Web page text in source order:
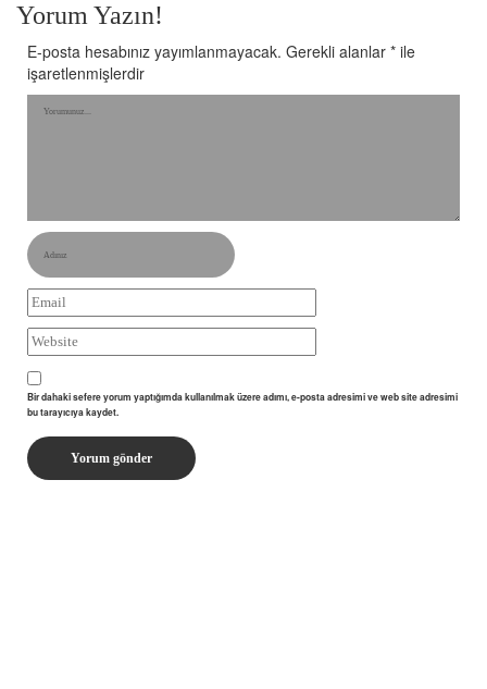
Yorum Yazın!
E-posta hesabınız yayımlanmayacak. Gerekli alanlar * ile
işaretlenmişlerdir
Bir dahaki sefere yorum yaptığımda kullanılmak üzere adımı, e-posta adresimi ve web site adresimi
bu tarayıcıya kaydet.